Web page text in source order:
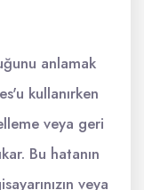
anlamak
kullanırken
veya geri
Bu hatanın
veya